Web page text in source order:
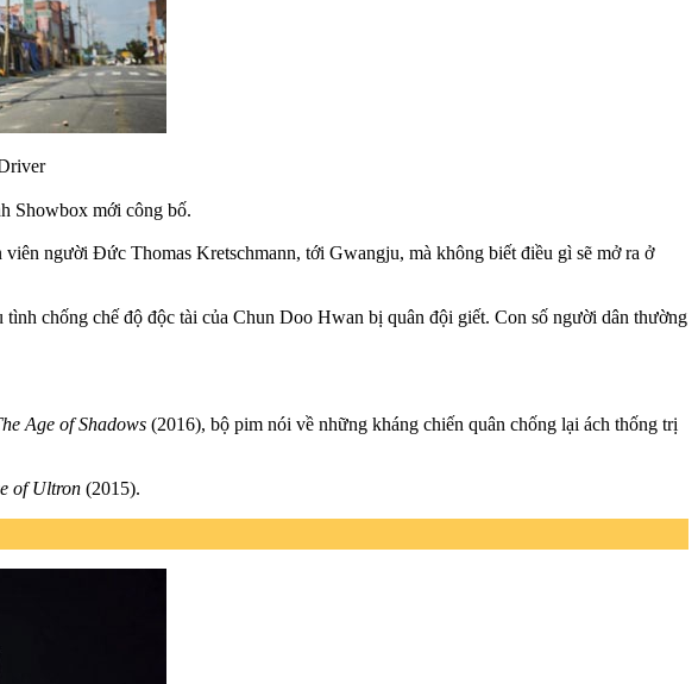
Showbox mới công bố.
người Đức Thomas Kretschmann, tới Gwangju, mà không biết điều gì sẽ mở ra ở
chống chế độ độc tài của Chun Doo Hwan bị quân đội giết. Con số người dân thường
Age of Shadows (2016), bộ pim nói về những kháng chiến quân chống lại ách thống trị
of Ultron (2015).